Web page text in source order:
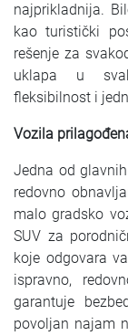
najprikladnija.
kao turistički
rešenje za
uklapa u
fleksibilnost i
Vozila
Jedna od
redovno
malo gradsko
SUV za
koje odgovara
ispravno,
garantuje
povoljan najam